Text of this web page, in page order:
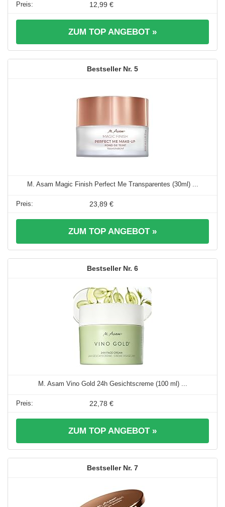
12,99 €
ZUM TOP ANGEBOT »
5
M. Asam Magic Finish Perfect Me Transparentes (30ml) ...
23,89 €
ZUM TOP ANGEBOT »
6
M. Asam Vino Gold 24h Gesichtscreme (100 ml) ...
22,78 €
ZUM TOP ANGEBOT »
7